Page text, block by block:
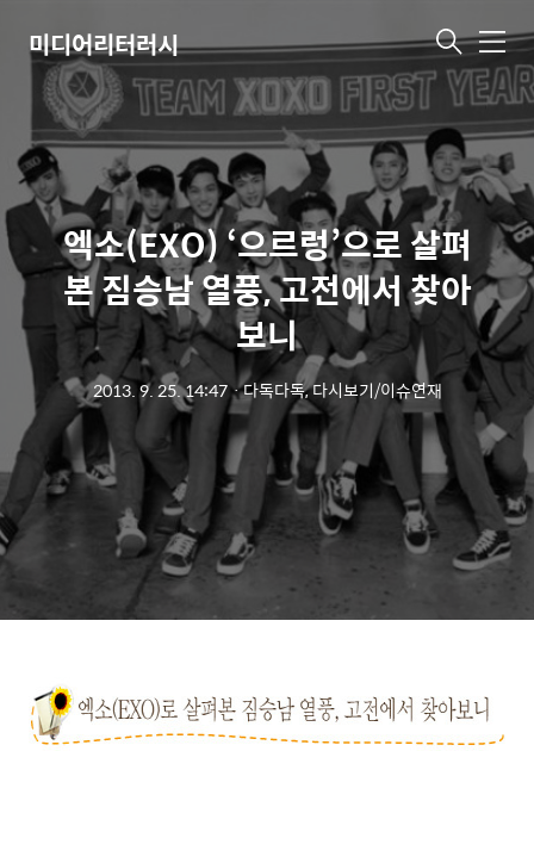
미디어리터러시 메
뉴
엑소(EXO) ‘으르렁’으로 살펴
본 짐승남 열풍, 고전에서 찾아
보니
2013. 9. 25. 14:47ㆍ다독다독, 다시보기/이슈연재